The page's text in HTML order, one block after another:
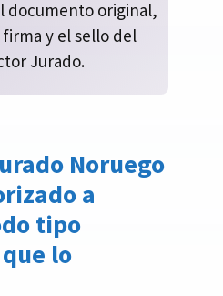
documento original,
y el sello del
Jurado.
Noruego
a
tipo
lo